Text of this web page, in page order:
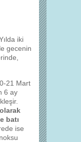
iki
gecenin
21 Mart
6 ay
batı
ise